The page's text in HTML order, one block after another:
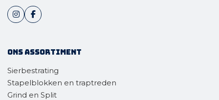
Ons assortiment
Sierbestrating
Stapelblokken en traptreden
Grind en Split